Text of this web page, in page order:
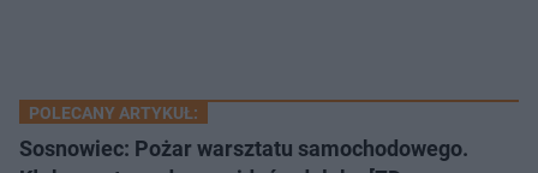
POLECANY ARTYKUŁ:
Sosnowiec: Pożar warsztatu samochodowego.